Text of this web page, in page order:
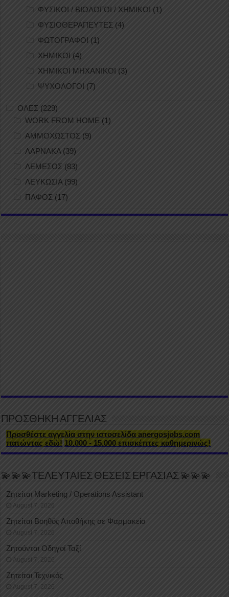
ΦΥΣΙΚΟΙ / ΒΙΟΛΟΓΟΙ / ΧΗΜΙΚΟΙ (1)
ΦΥΣΙΟΘΕΡΑΠΕΥΤΕΣ (4)
ΦΩΤΟΓΡΑΦΟΙ (1)
ΧΗΜΙΚΟΙ (4)
ΧΗΜΙΚΟΙ ΜΗΧΑΝΙΚΟΙ (3)
ΨΥΧΟΛΟΓΟΙ (7)
ΟΛΕΣ (229)
WORK FROM HOME (1)
ΑΜΜΟΧΩΣΤΟΣ (9)
ΛΑΡΝΑΚΑ(39)
ΛΕΜΕΣΟΣ (83)
ΛΕΥΚΩΣΙΑ (99)
ΠΑΦΟΣ (17)
ΠΡΟΣΘΗΚΗ ΑΓΓΕΛΙΑΣ
Προσθέστε αγγελία στην ιστοσελίδα anergosjobs.com
πατώντας εδώ! 10.000 - 15.000 επισκέπτες καθημερινώς!
💫💫💫ΤΕΛΕΥΤΑΙΕΣ ΘΕΣΕΙΣ ΕΡΓΑΣΙΑΣ 💫💫💫
Ζητείται Marketing / Operations Assistant
August 7, 2026
Ζητείται Βοηθός Αποθήκης σε Φαρμακείο
August 7, 2026
Ζητούνται Οδηγοί Ταξί
August 7, 2026
Ζητείται Τεχνικός
August 7, 2026